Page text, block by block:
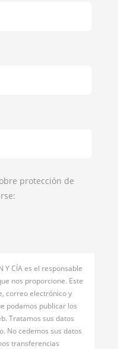
protección de
Y CÍA es el responsable
nos proporcione. Este
correo electrónico y
podamos publicar los
Tratamos sus datos
No cedemos sus datos
transferencias